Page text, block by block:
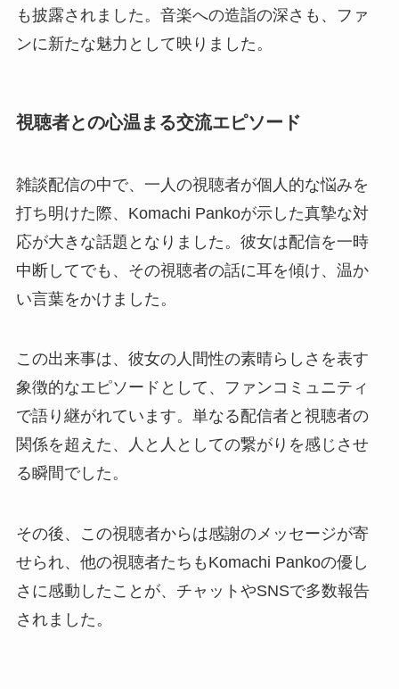
も披露されました。音楽への造詣の深さも、ファ
ンに新たな魅力として映りました。
視聴者との心温まる交流エピソード
雑談配信の中で、一人の視聴者が個人的な悩みを
打ち明けた際、Komachi Pankoが示した真摯な対
応が大きな話題となりました。彼女は配信を一時
中断してでも、その視聴者の話に耳を傾け、温か
い言葉をかけました。
この出来事は、彼女の人間性の素晴らしさを表す
象徴的なエピソードとして、ファンコミュニティ
で語り継がれています。単なる配信者と視聴者の
関係を超えた、人と人としての繋がりを感じさせ
る瞬間でした。
その後、この視聴者からは感謝のメッセージが寄
せられ、他の視聴者たちもKomachi Pankoの優し
さに感動したことが、チャットやSNSで多数報告
されました。